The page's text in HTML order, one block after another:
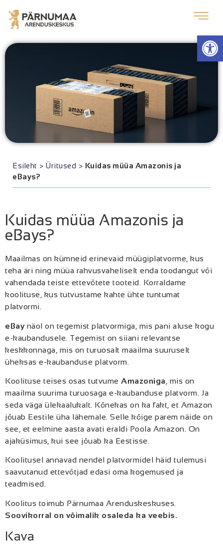
Esileht > Üritused > Kuidas müüa Amazonis ja
eBays?
Kuidas müüa Amazonis ja
eBays?
Maailmas on kümneid erinevaid müügiplatvorme, kus
teha äri ning müüa rahvusvaheliselt enda toodangut või
vahendada teiste ettevõtete tooteid. Korraldame
koolituse, kus tutvustame kahte ühte tuntumat
platvormi.
eBaynäol on tegemist platvormiga, mis pani aluse kogu
e-kaubandusele. Tegemist on siiani relevantse
keskkonnaga, mis on turuosalt maailma suuruselt
üheksas e-kaubanduse platvorm.
Koolituse teises osas tutvume Amazoniga , mis on
maailma suurima turuosaga e-kaubanduse platvorm. Ja
seda väga ülekaalukalt. Kõnekas on ka fakt, et Amazon
jõuab Eestile üha lähemale. Selle kõige parem näide on
see, et eelmine aasta avati eraldi Poola Amazon. On
ajaküsimus, kui see jõuab ka Eestisse.
Koolitusel annavad nendel platvormidel häid tulemusi
saavutanud ettevõtjad edasi oma kogemused ja
teadmised.
Koolitus toimub Pärnumaa Arenduskeskuses.
Soovikorral on võimalik osaleda ka veebis.
Kava